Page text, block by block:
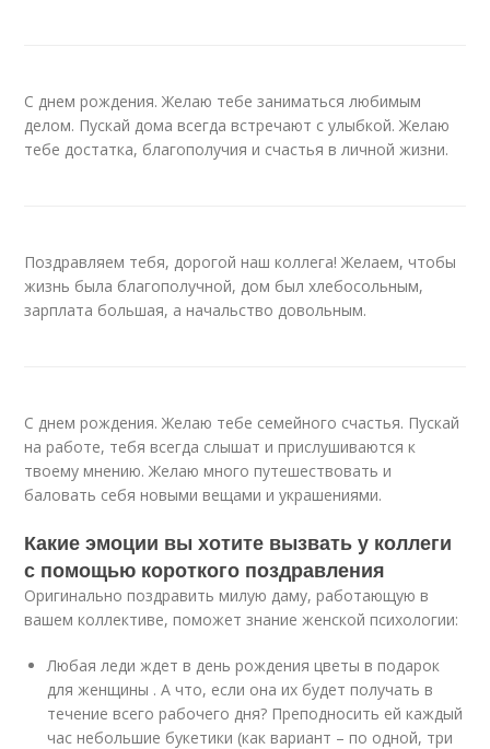
С днем рождения. Желаю тебе заниматься любимым
делом. Пускай дома всегда встречают с улыбкой. Желаю
тебе достатка, благополучия и счастья в личной жизни.
Поздравляем тебя, дорогой наш коллега! Желаем, чтобы
жизнь была благополучной, дом был хлебосольным,
зарплата большая, а начальство довольным.
С днем рождения. Желаю тебе семейного счастья. Пускай
на работе, тебя всегда слышат и прислушиваются к
твоему мнению. Желаю много путешествовать и
баловать себя новыми вещами и украшениями.
Какие эмоции вы хотите вызвать у коллеги
с помощью короткого поздравления
Оригинально поздравить милую даму, работающую в
вашем коллективе, поможет знание женской психологии:
Любая леди ждет в день рождения цветы в подарок
для женщины . А что, если она их будет получать в
течение всего рабочего дня? Преподносить ей каждый
час небольшие букетики (как вариант – по одной, три